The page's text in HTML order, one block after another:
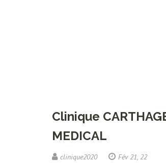
Clinique
MEDICAL
clinique2020
Fév 21, 22